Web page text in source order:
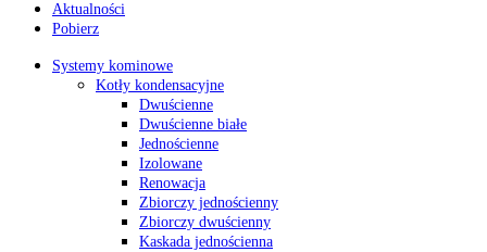
Aktualności
Pobierz
Systemy kominowe
Kotły kondensacyjne
Dwuścienne
Dwuścienne białe
Jednościenne
Izolowane
Renowacja
Zbiorczy jednościenny
Zbiorczy dwuścienny
Kaskada jednościenna